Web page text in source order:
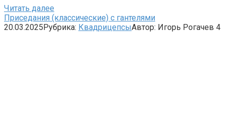
Читать далее
Приседания (классические) с гантелями
20.03.2025 Рубрика: КвадрицепсыАвтор: Игорь Рогачев 4